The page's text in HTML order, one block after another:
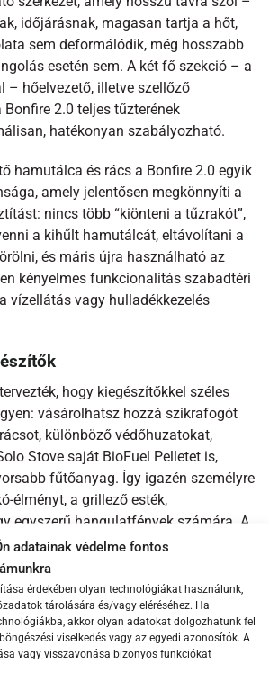
adatainak védelme fontos
érdekében olyan technológiákat használunk,
tárolására és/vagy eléréséhez. Ha
akkor olyan adatokat dolgozhatunk fel
viselkedés vagy az egyedi azonosítók. A
vagy visszavonása bizonyos funkciókat
időjárásnak, magasan tartja a hőt,
sem deformálódik, még hosszabb
esetén sem. A két fő szekció – a
– hőelvezető, illetve szellőző
2.0 teljes tűzterének
hatékonyan szabályozható.
hamutálca és rács a Bonfire 2.0 egyik
amely jelentősen megkönnyíti a
nincs több “kiönteni a tűzrakót”,
a kihűlt hamutálcát, eltávolítani a
és máris újra használható az
kényelmes funkcionalitás szabadtéri
vízellátás vagy hulladékkezelés
hogy kiegészítőkkel széles
vásárolhatsz hozzá szikrafogót
különböző védőhuzatokat,
Stove saját BioFuel Pelletet is,
fűtőanyag. Így igazén személyre
élményt, a grillező esték,
egyszerű hangulatfények számára. A
hordtáska révén a Bonfire 2.0
akár egy nagyobb piknik, akár egy
is.
tulajdonságai:
füstmentes kültéri tűzrakó